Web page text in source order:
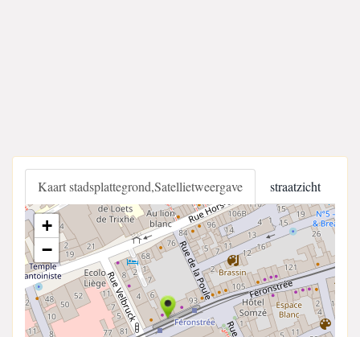
Kaart stadsplattegrond,Satellietweergave straatzicht
+
−